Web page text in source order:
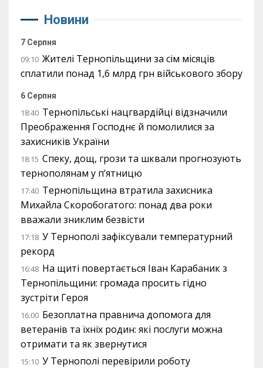
Новини
7 Серпня
09:10 Жителі Тернопільщини за сім місяців
сплатили понад 1,6 млрд грн військового збору
6 Серпня
18:40 Тернопільські нацгвардійці відзначили
Преображення Господнє й помолилися за
захисників України
18:15 Спеку, дощ, грози та шквали прогнозують
тернополянам у п’ятницю
17:40 Тернопільщина втратила захисника
Михайла Скоробогатого: понад два роки
вважали зниклим безвісти
17:18 У Тернополі зафіксували температурний
рекорд
16:48 На щиті повертається Іван Карабаник з
Тернопільщини: громада просить гідно
зустріти Героя
16:00 Безоплатна правнича допомога для
ветеранів та їхніх родин: які послуги можна
отримати та як звернутися
15:10 У Тернополі перевірили роботу